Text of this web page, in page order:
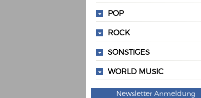
POP
ROCK
SONSTIGES
WORLD MUSIC
Newsletter Anmeldung